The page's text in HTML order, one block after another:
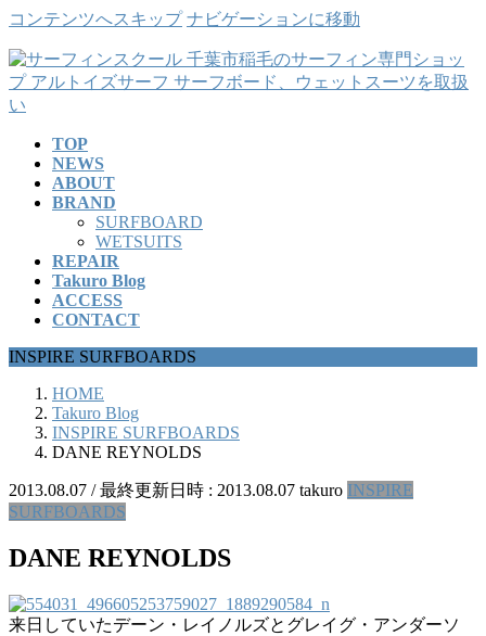
コンテンツへスキップ ナビゲーションに移動
TOP
NEWS
ABOUT
BRAND
SURFBOARD
WETSUITS
REPAIR
Takuro Blog
ACCESS
CONTACT
INSPIRE SURFBOARDS
HOME
Takuro Blog
INSPIRE SURFBOARDS
DANE REYNOLDS
2013.08.07 / 最終更新日時 : 2013.08.07 takuro INSPIRE
SURFBOARDS
DANE REYNOLDS
来日していたデーン・レイノルズとグレイグ・アンダーソ